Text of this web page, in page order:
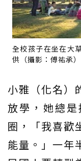
全校孩子在坐在大
供（攝影：傅祐承）
小雅（化名）
放學，她總
圈，「我喜歡
能量。」一年